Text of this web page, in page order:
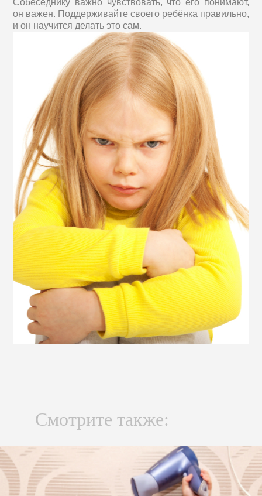
Собеседнику важно чувствовать, что его понимают,
он важен. Поддерживайте своего ребёнка правильно,
и он научится делать это сам.
Смотрите также: